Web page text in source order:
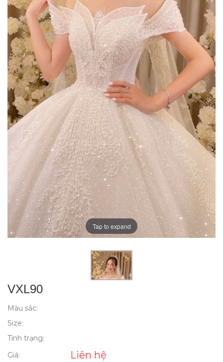
Tap to expand
VXL90
Màu sắc:
Size:
Tình trạng:
Giá:
Liên hệ